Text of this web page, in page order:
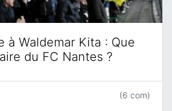
à Waldemar Kita : Que
du FC Nantes ?
(6 com)